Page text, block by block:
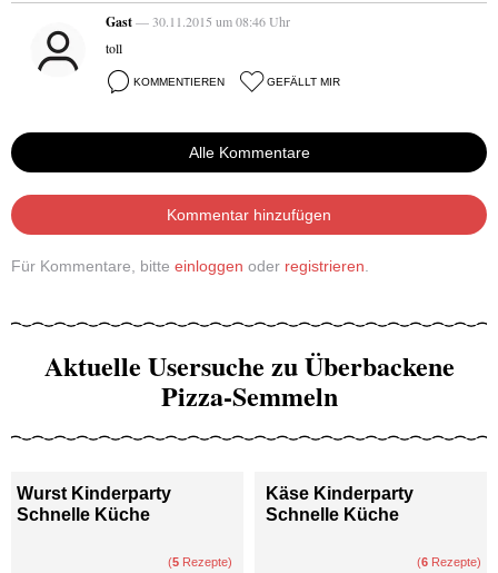
Gast— 30.11.2015 um 08:46 Uhr
toll
KOMMENTIEREN GEFÄLLT MIR
Alle Kommentare
Kommentar hinzufügen
Für Kommentare, bitte einloggen oder registrieren
Aktuelle Usersuche zu Überbackene
Pizza-Semmeln
Wurst Kinderparty
Schnelle Küche
(5 Rezepte)
Käse Kinderparty
Schnelle Küche
(6 Rezepte)